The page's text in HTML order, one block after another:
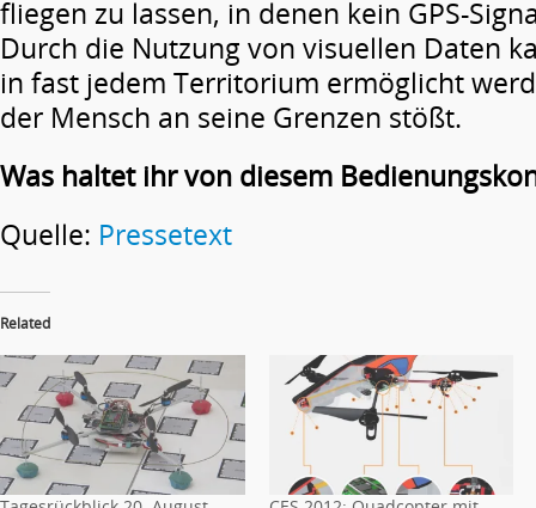
fliegen zu lassen, in denen kein GPS-
Durch die Nutzung von visuellen Daten
in fast jedem Territorium ermöglicht
der Mensch an seine Grenzen stößt.
Was haltet ihr von diesem
Quelle: Pressetext
Related